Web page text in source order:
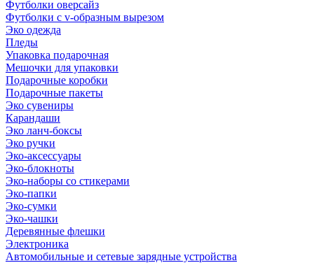
Футболки оверсайз
Футболки с v-образным вырезом
Эко одежда
Пледы
Упаковка подарочная
Мешочки для упаковки
Подарочные коробки
Подарочные пакеты
Эко сувениры
Карандаши
Эко ланч-боксы
Эко ручки
Эко-аксессуары
Эко-блокноты
Эко-наборы со стикерами
Эко-папки
Эко-сумки
Эко-чашки
Деревянные флешки
Электроника
Автомобильные и сетевые зарядные устройства